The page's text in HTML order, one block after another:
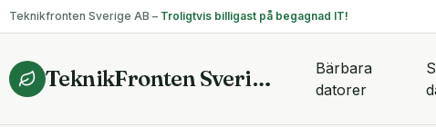
Teknikfronten Sverige AB – Troligtvis billigast på begagnad IT!
TeknikFronten Sverige AB
Bärbara
datorer